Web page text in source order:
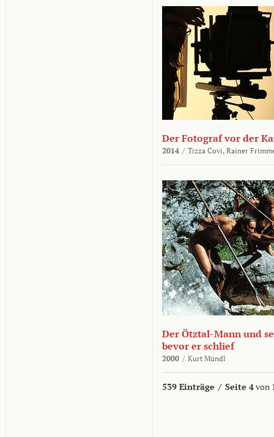
Der Fotograf vor der
2014 / Tizza Covi, Rainer
Der Ötztal-Mann und
bevor er schlief
2000 / Kurt Mündl
539 Einträge / Seite 4von